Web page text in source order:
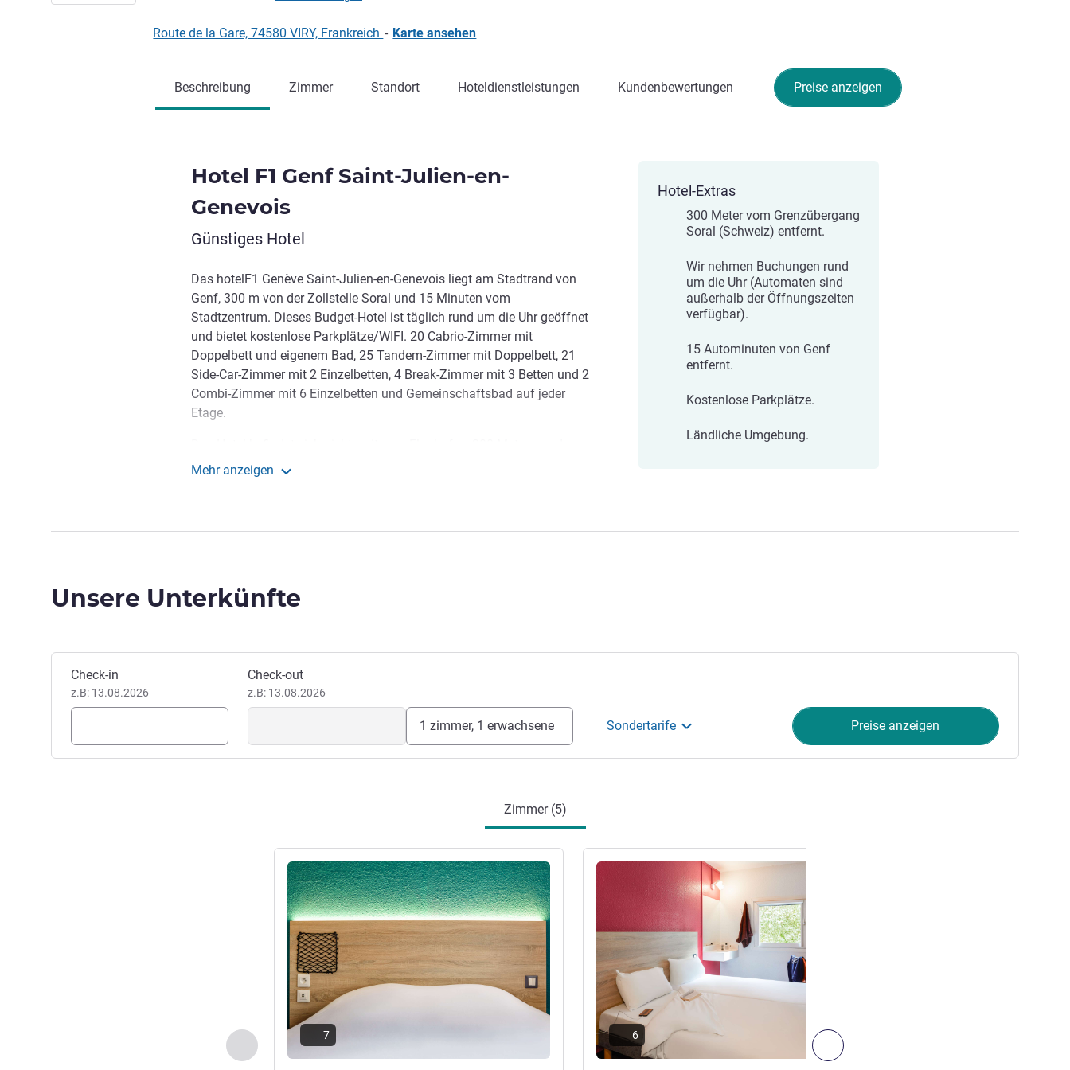
Route de la Gare, 74580 VIRY, Frankreich - Karte ansehen
Preise anzeigen
Beschreibung Zimmer Standort Hoteldienstleistungen Kundenbewertungen
Hotel F1 Genf Saint-Julien-en-
Genevois
Günstiges Hotel
Das hotelF1 Genève Saint-Julien-en-Genevois liegt am Stadtrand von
Genf, 300 m von der Zollstelle Soral und 15 Minuten vom
Stadtzentrum. Dieses Budget-Hotel ist täglich rund um die Uhr geöffnet
und bietet kostenlose Parkplätze/WIFI. 20 Cabrio-Zimmer mit
Doppelbett und eigenem Bad, 25 Tandem-Zimmer mit Doppelbett, 21
Side-Car-Zimmer mit 2 Einzelbetten, 4 Break-Zimmer mit 3 Betten und 2
Combi-Zimmer mit 6 Einzelbetten und Gemeinschaftsbad auf jeder
Etage.
Schweizer Grenze. Ideal für Touristen, die Ruhe suchen. Das
Mehr anzeigen
Hotel-Extras
300 Meter vom Grenzübergang
Soral (Schweiz) entfernt.
Wir nehmen Buchungen rund
um die Uhr (Automaten sind
außerhalb der Öffnungszeiten
verfügbar).
15 Autominuten von Genf
entfernt.
Kostenlose Parkplätze.
Ländliche Umgebung.
Unsere Unterkünfte
Dieses Hotel buchen
Check-in
z.B: 13.08.2026
Check-out
z.B: 13.08.2026
1 zimmer, 1 erwachsene Sondertarife Preise anzeigen
Zimmer (5)
Zurück - Zimmer Weiter - Zimmer
Details ansehen
7
Details ansehen
6